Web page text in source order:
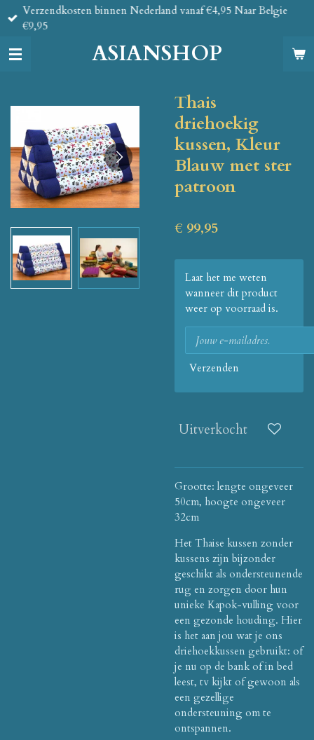
Ga
direct
de
ASIANSHOP
Verzendkosten binnen Nederland vanaf €4,95 Naar Belgie
€9,95
Thais
driehoekig
kussen, Kleur
Blauw met ster
patroon
€ 99,95
Laat het me weten
wanneer dit product
weer op voorraad is.
Verzenden
Uitverkocht
Grootte: lengte ongeveer
50cm, hoogte ongeveer
32cm
Het Thaise kussen zonder
kussens zijn bijzonder
geschikt als ondersteunende
rug en zorgen door hun
unieke Kapok-vulling voor
een gezonde houding. Hier
is het aan jou wat je ons
driehoekkussen gebruikt: of
je nu op de bank of in bed
leest, tv kijkt of gewoon als
een gezellige
ondersteuning om te
ontspannen.